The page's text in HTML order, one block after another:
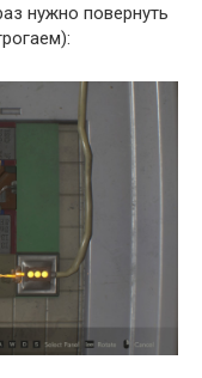
нужно повернуть